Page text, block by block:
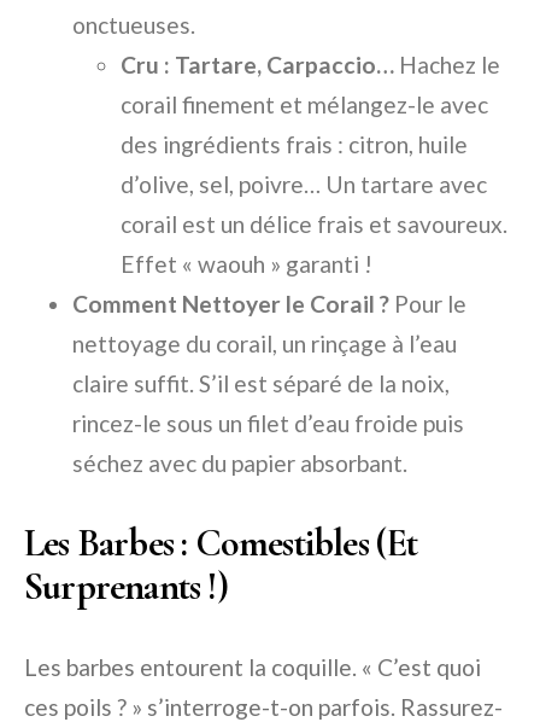
onctueuses.
Cru : Tartare, Carpaccio… Hachez le
corail finement et mélangez-le avec
des ingrédients frais : citron, huile
d’olive, sel, poivre… Un tartare avec
corail est un délice frais et savoureux.
Effet « waouh » garanti !
Comment Nettoyer le Corail ? Pour le
nettoyage du corail, un rinçage à l’eau
claire suffit. S’il est séparé de la noix,
rincez-le sous un filet d’eau froide puis
séchez avec du papier absorbant.
Les Barbes : Comestibles (Et
Surprenants !)
Les barbes entourent la coquille. « C’est quoi
ces poils ? » s’interroge-t-on parfois. Rassurez-